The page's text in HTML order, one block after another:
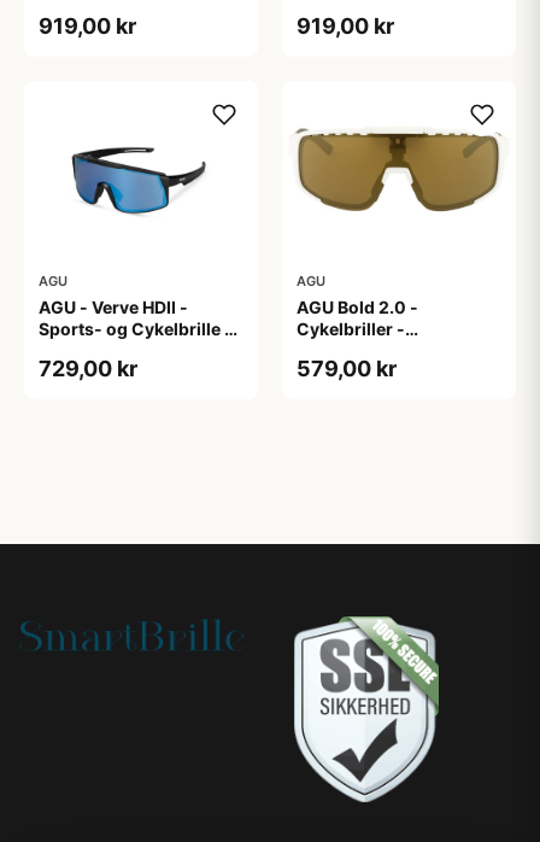
919,00 kr 919,00 kr
AGU
AGU - Verve HDII -
Sports- og Cykelbrille -
Sort/Gul
729,00 kr
AGU
AGU Bold 2.0 -
Cykelbriller -
579,00 kr